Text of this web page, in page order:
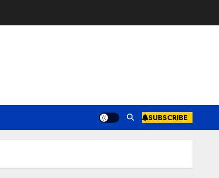
SUBSCRIBE